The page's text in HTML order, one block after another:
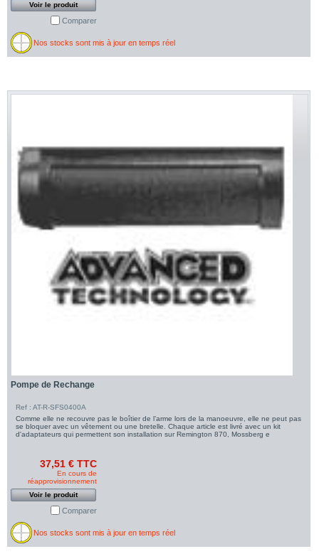
Voir le produit
Comparer
Nos stocks sont mis à jour en temps réel
Pompe de Rechange
Ref : AT-R-SFS0400A
Comme elle ne recouvre pas le boîtier de l’arme lors de la manoeuvre, elle ne peut pas
se bloquer avec un vêtement ou une bretelle. Chaque article est livré avec un kit
d'adaptateurs qui permettent son installation sur Remington 870, Mossberg e
37,51 € TTC
En cours de
réapprovisionnement
Voir le produit
Comparer
Nos stocks sont mis à jour en temps réel